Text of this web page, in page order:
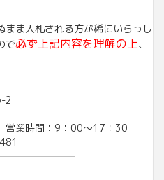
まま入札される方が稀にいらっし
で必ず上記内容を理解の上、
2
業時間：9：00～17：30
481